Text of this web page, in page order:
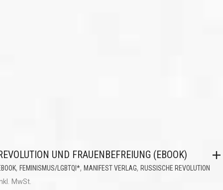
UND FRAUENBEFREIUNG (EBOOK)
, FEMINISMUS/LGBTQI*, MANIFEST VERLAG, RUSSISCHE REVOLUTION
MwSt.